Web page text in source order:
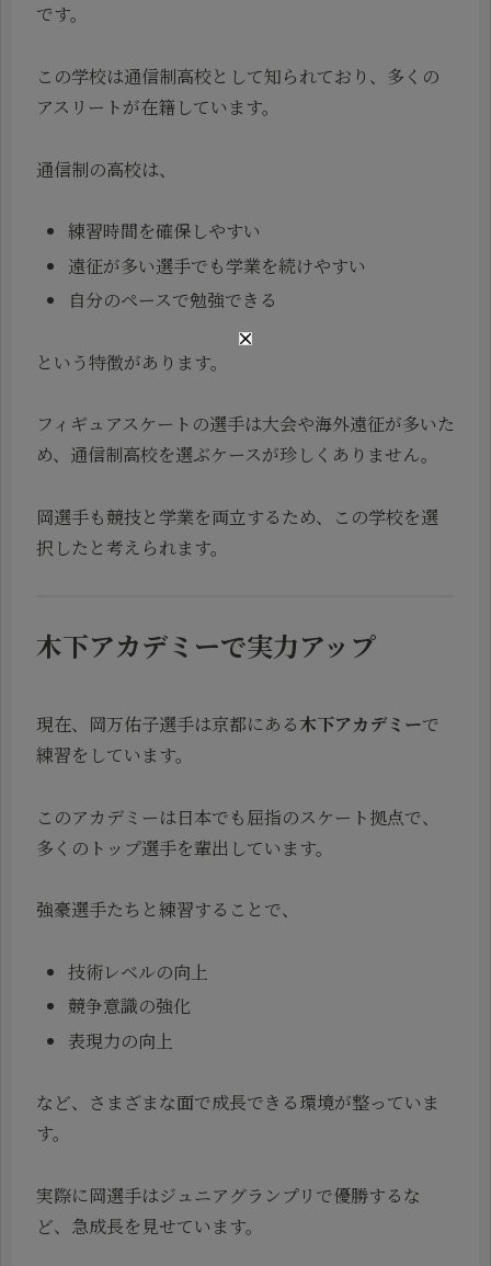
です。
この学校は通信制高校として知られており、多くの
アスリートが在籍しています。
通信制の高校は、
練習時間を確保しやすい
遠征が多い選手でも学業を続けやすい
自分のペースで勉強できる
という特徴があります。
フィギュアスケートの選手は大会や海外遠征が多いた
め、通信制高校を選ぶケースが珍しくありません。
岡選手も競技と学業を両立するため、この学校を選
択したと考えられます。
木下アカデミーで実力アップ
現在、岡万佑子選手は京都にある木下アカデミーで
練習をしています。
このアカデミーは日本でも屈指のスケート拠点で、
多くのトップ選手を輩出しています。
強豪選手たちと練習することで、
技術レベルの向上
競争意識の強化
表現力の向上
など、さまざまな面で成長できる環境が整っていま
す。
実際に岡選手はジュニアグランプリで優勝するな
ど、急成長を見せています。